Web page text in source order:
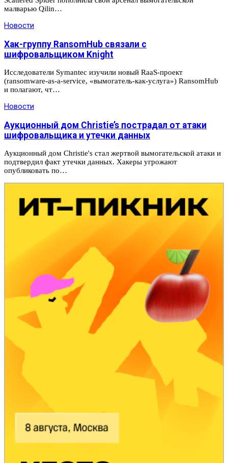
малварью Qilin…
Новости
Хак-группу RansomHub связали с
шифровальщиком Knight
Исследователи Symantec изучили новый RaaS-проект
(ransomware-as-a-service, «вымогатель-как-услуга») RansomHub
и полагают, чт…
Новости
Аукционный дом Christie’s пострадал от атаки
шифровальщика и утечки данных
Аукционный дом Christie's стал жертвой вымогательской атаки и
подтвердил факт утечки данных. Хакеры угрожают
опубликовать по…